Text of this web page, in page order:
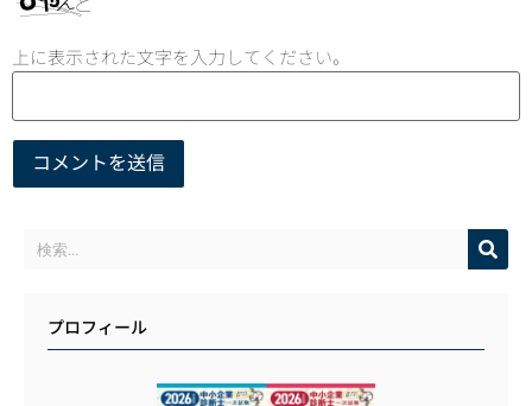
上に表示された文字を入力してください。
プロフィール